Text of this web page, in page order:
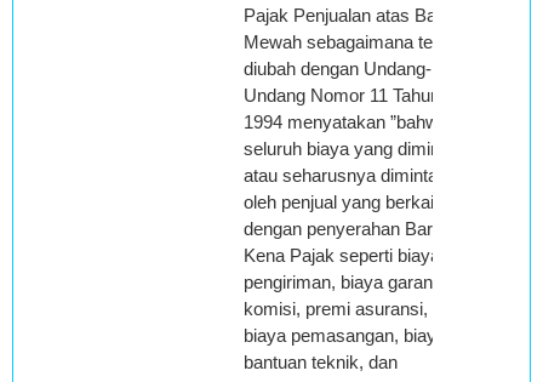
Pajak Penjualan atas Barang
Mewah sebagaimana telah
diubah dengan Undang-
Undang Nomor 11 Tahun
1994 menyatakan ”bahwa
seluruh biaya yang diminta
atau seharusnya diminta
oleh penjual yang berkaitan
dengan penyerahan Barang
Kena Pajak seperti biaya
pengiriman, biaya garansi,
komisi, premi asuransi,
biaya pemasangan, biaya
bantuan teknik, dan